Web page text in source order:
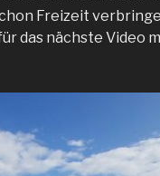
Freizeit
das nächste Video